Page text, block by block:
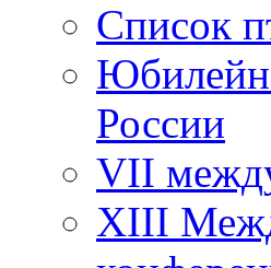
Список
России
VII
XIII